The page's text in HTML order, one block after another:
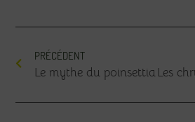
PRÉCÉDENT
Le mythe du poinsettia